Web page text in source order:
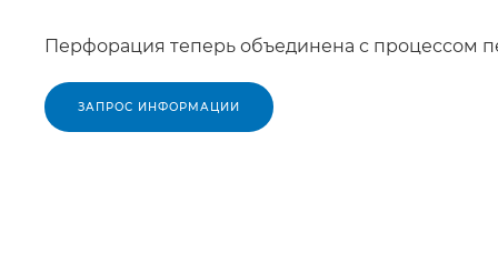
Перфорация теперь объединена с процессом
ЗАПРОС ИНФОРМАЦИИ